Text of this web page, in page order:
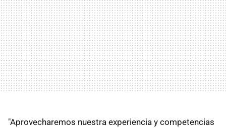
"Aprovecharemos nuestra experiencia y competencias